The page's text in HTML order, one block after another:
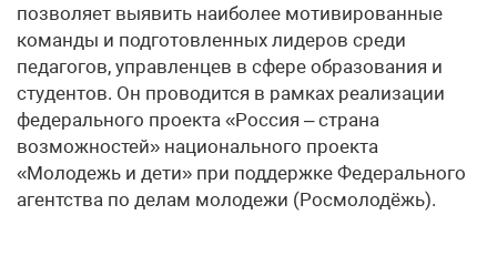
позволяет выявить наиболее мотивированные
команды и подготовленных лидеров среди
педагогов, управленцев в сфере образования и
студентов. Он проводится в рамках реализации
федерального проекта «Россия – страна
возможностей» национального проекта
«Молодежь и дети» при поддержке Федерального
агентства по делам молодежи (Росмолодёжь).